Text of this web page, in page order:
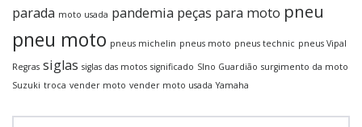
parada moto usada pandemia peças para moto pneu
pneu moto pneus michelin pneus moto pneus technic pneus Vipal
Regras siglas siglas das motos significado SIno Guardião surgimento da moto
Suzuki troca vender moto vender moto usada Yamaha